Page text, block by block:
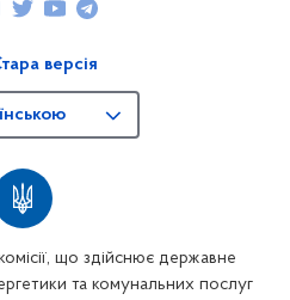
що здійснює державне
та комунальних послуг
версія